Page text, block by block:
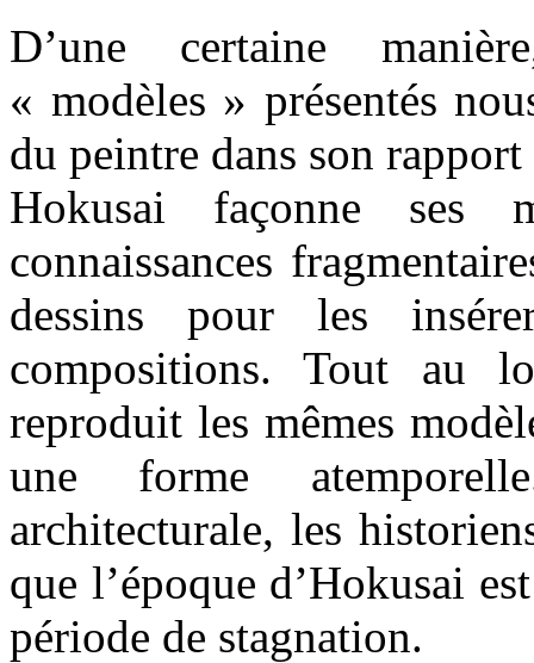
D’une certaine
« modèles » présentés
du peintre dans son
Hokusai façonne ses
connaissances
dessins pour les
compositions. Tout au
reproduit les mêmes
une forme
architecturale, les
que l’époque d’Hokusai
période de stagnation.